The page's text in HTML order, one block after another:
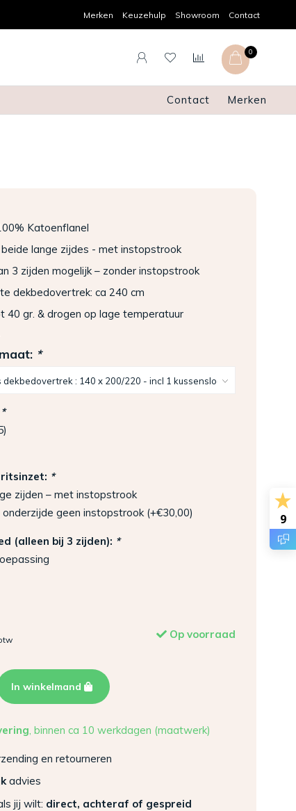
Achteraf betalen
Merken Keuzehulp Showroom Contact
0
Contact Merken
Katoenflanel
lange zijdes - met instopstrook
3 zijden mogelijk – zonder instopstrook
dekbedovertrek: ca 240 cm
40 gr. & drogen op lage temperatuur
*
*
ritsinzet: *
zijden – met instopstrook
onderzijde geen instopstrook (+€30,00)
(alleen bij 3 zijden): *
Op voorraad
In winkelmand
, binnen ca 10 werkdagen (maatwerk)
en retourneren
advies
jij wilt: direct, achteraf of gespreid
9